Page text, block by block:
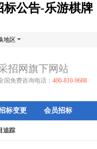
标公告-乐游棋牌
地区
招网旗下网站
国免费咨询电话： 400-810-9688
标变更 会员招标
追踪